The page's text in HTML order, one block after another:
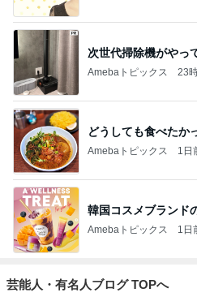
次世代掃除機がやっ
Amebaトピックス 23
どうしても食べたか
Amebaトピックス 1日
韓国コスメブランド
Amebaトピックス 1日
芸能人・有名人ブログ TOPへ